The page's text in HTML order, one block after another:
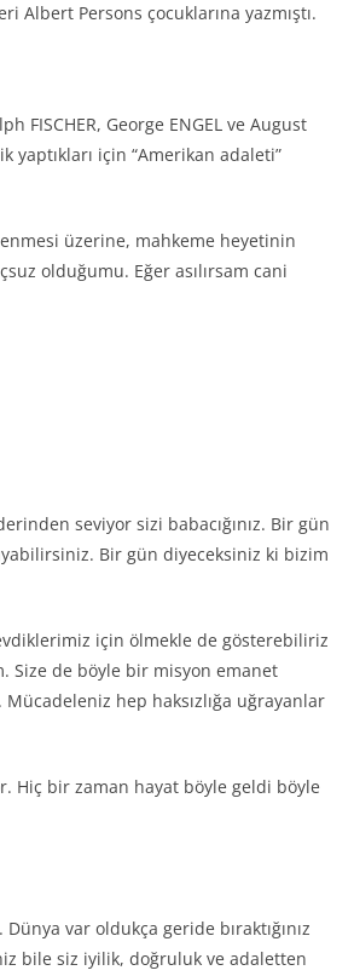
Albert Persons çocuklarına yazmıştı.
FISCHER, George ENGEL ve August
yaptıkları için “Amerikan adaleti”
üzerine, mahkeme heyetinin
olduğumu. Eğer asılırsam cani
seviyor sizi babacığınız. Bir gün
Bir gün diyeceksiniz ki bizim
için ölmekle de gösterebiliriz
Size de böyle bir misyon emanet
hep haksızlığa uğrayanlar
Hiç bir zaman hayat böyle geldi böyle
var oldukça geride bıraktığınız
bile siz iyilik, doğruluk ve adaletten